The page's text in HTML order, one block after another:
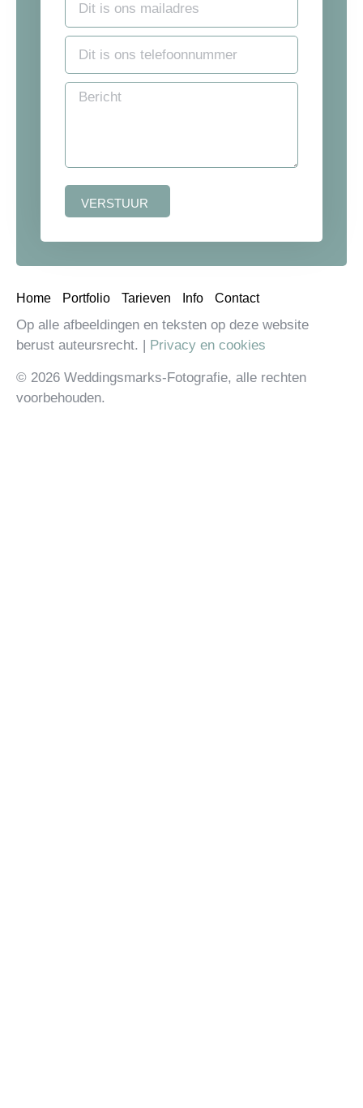
VERSTUUR
Home Portfolio Tarieven Info Contact
Op alle afbeeldingen en teksten op deze website
berust auteursrecht. |
Privacy en cookies
© 2026 Weddingsmarks-Fotografie, alle rechten
voorbehouden.